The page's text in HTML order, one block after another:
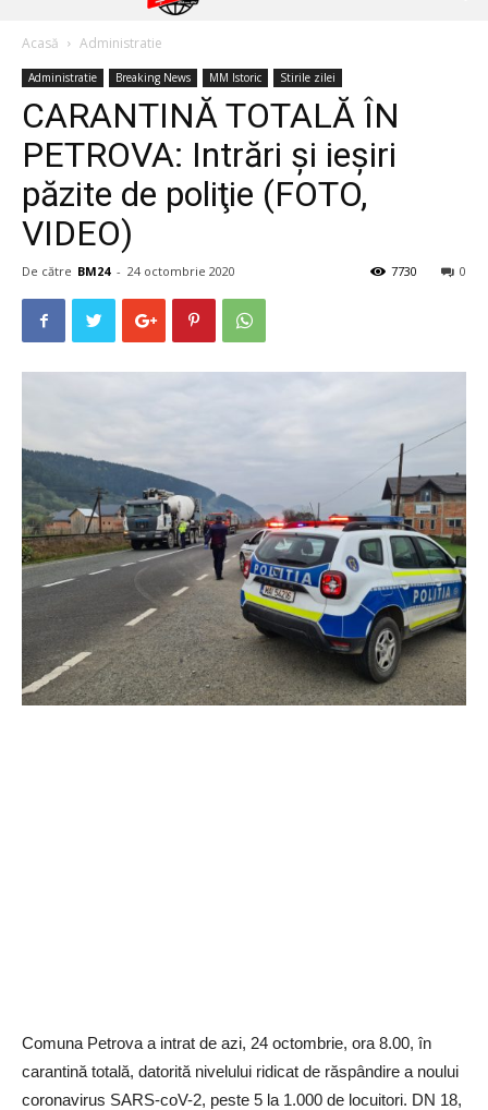
Acasă Administratie
Administratie Breaking News MM Istoric Stirile zilei
CARANTINĂ TOTALĂ ÎN
PETROVA: Intrări şi ieşiri
păzite de poliţie (FOTO,
VIDEO)
De către BM24 - 24 octombrie 2020 0
7730
Comuna Petrova a intrat de azi, 24 octombrie, ora 8.00, în
carantină totală, datorită nivelului ridicat de răspândire a noului
coronavirus SARS-coV-2, peste 5 la 1.000 de locuitori. DN 18,